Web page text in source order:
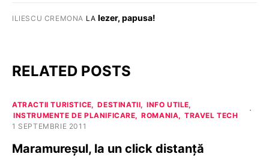
ILIESCU CREMONA LAIezer, papusa!
RELATED POSTS
ATRACTII TURISTICE DESTINATII
INFO UTILE
INSTRUMENTE DE PLANIFICARE
ROMANIA
TRAVEL TECH
1 SEPTEMBRIE 2011
Maramureșul, la un click distanță